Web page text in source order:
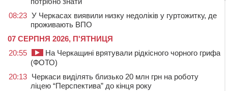
08:23 У Черкасах виявили низку недоліків у гуртожитку, де
проживають ВПО
07 СЕРПНЯ 2026, П'ЯТНИЦЯ
20:55
На Черкащині врятували рідкісного чорного грифа
(ФОТО)
20:13 Черкаси виділять близько 20 млн грн на роботу
ліцею “Перспектива” до кінця року